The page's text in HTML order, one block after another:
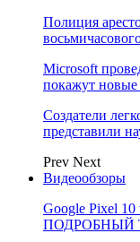
Полиция
Microsoft
покажут
Создатели
представили
Prev Next
Видеообзоры
Google Pixel
ПОДРОБНЫЙ